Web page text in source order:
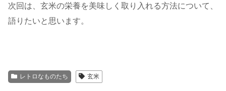
次回は、玄米の栄養を美味しく取り入れる方法について、
語りたいと思います。
レトロなものたち 玄米